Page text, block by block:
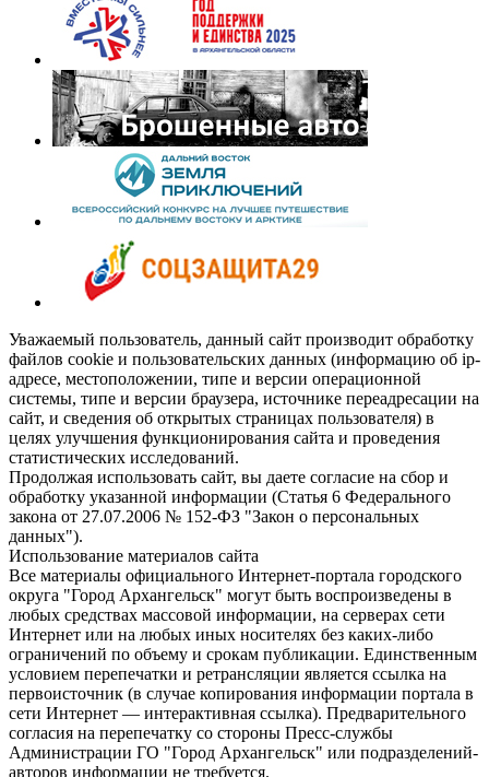
Уважаемый пользователь, данный сайт производит обработку
файлов cookie и пользовательских данных (информацию об ip-
адресе, местоположении, типе и версии операционной
системы, типе и версии браузера, источнике переадресации на
сайт, и сведения об открытых страницах пользователя) в
целях улучшения функционирования сайта и проведения
статистических исследований.
Продолжая использовать сайт, вы даете согласие на сбор и
обработку указанной информации (Статья 6 Федерального
закона от 27.07.2006 № 152-ФЗ "Закон о персональных
данных").
Использование материалов сайта
Все материалы официального Интернет-портала городского
округа "Город Архангельск" могут быть воспроизведены в
любых средствах массовой информации, на серверах сети
Интернет или на любых иных носителях без каких-либо
ограничений по объему и срокам публикации. Единственным
условием перепечатки и ретрансляции является ссылка на
первоисточник (в случае копирования информации портала в
сети Интернет — интерактивная ссылка). Предварительного
согласия на перепечатку со стороны Пресс-службы
Администрации ГО "Город Архангельск" или подразделений-
авторов информации не требуется.